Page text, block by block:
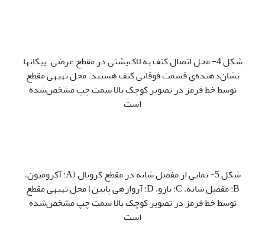
شکل 4- محل اتصال کتف به لاک‌پشتی در مقطع عرضی. پیکان­ها
نشان‌دهنده‌ی قسمت فوقانی کتف هستند. محل تهیه­ی مقطع
توسط خط قرمز در تصویر کوچک بالا سمت چپ مشخص‌شده
است
شکل 5- نمایی از مفصل شانه در مقطع کرونال (A: آکرومیون،
B: مفصل شانه، C: بازو، D: آرواره­ی پایین) محل تهیه­ی مقطع
توسط خط قرمز در تصویر کوچک بالا سمت چپ مشخص‌شده
است